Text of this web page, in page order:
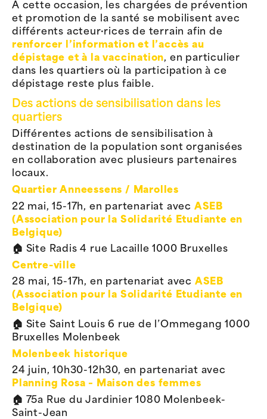
À cette occasion, les chargées de prévention
et promotion de la santé se mobilisent avec
différents acteur·rices de terrain afin de
renforcer l’information et l’accès au
dépistage et à la vaccination, en particulier
dans les quartiers où la participation à ce
dépistage reste plus faible.
Des actions de sensibilisation dans les
quartiers
Différentes actions de sensibilisation à
destination de la population sont organisées
en collaboration avec plusieurs partenaires
locaux.
Quartier Anneessens / Marolles
22 mai, 15-17h, en partenariat avec ASEB
(Association pour la Solidarité Etudiante en
Belgique)
🏠 Site Radis 4 rue Lacaille 1000 Bruxelles
Centre-ville
28 mai, 15-17h, en partenariat avec ASEB
(Association pour la Solidarité Etudiante en
Belgique)
🏠 Site Saint Louis 6 rue de l’Ommegang 1000
Bruxelles Molenbeek
Molenbeek historique
24 juin, 10h30-12h30, en partenariat avec
Planning Rosa – Maison des femmes
🏠 75a Rue du Jardinier 1080 Molenbeek-
Saint-Jean